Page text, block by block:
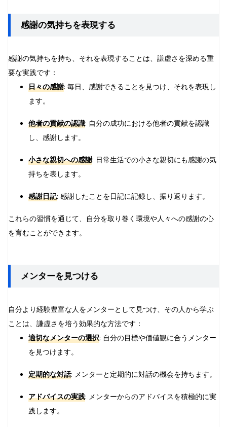
感謝の気持ちを表現する
感謝の気持ちを持ち、それを表現することは、謙虚さを深める重
要な実践です：
日々の感謝: 毎日、感謝できることを見つけ、それを表現し
ます。
他者の貢献の認識: 自分の成功における他者の貢献を認識
し、感謝します。
小さな親切への感謝: 日常生活での小さな親切にも感謝の気
持ちを表します。
感謝日記: 感謝したことを日記に記録し、振り返ります。
これらの習慣を通じて、自分を取り巻く環境や人々への感謝の心
を育むことができます。
メンターを見つける
自分より経験豊富な人をメンターとして見つけ、その人から学ぶ
ことは、謙虚さを培う効果的な方法です：
適切なメンターの選択: 自分の目標や価値観に合うメンター
を見つけます。
定期的な対話: メンターと定期的に対話の機会を持ちます。
アドバイスの実践: メンターからのアドバイスを積極的に実
践します。